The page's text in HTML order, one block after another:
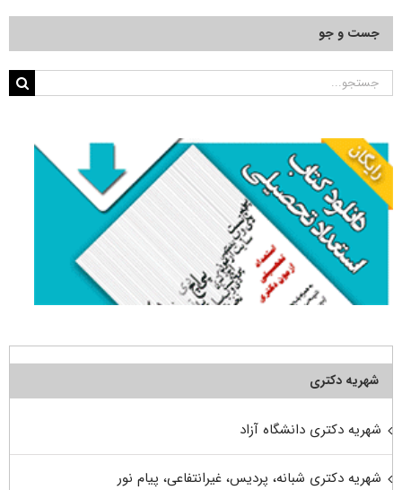
جست و جو
جستجو
شهریه دکتری
شهریه دکتری دانشگاه آزاد
شهریه دکتری شبانه، پردیس، غیرانتفاعی، پیام نور